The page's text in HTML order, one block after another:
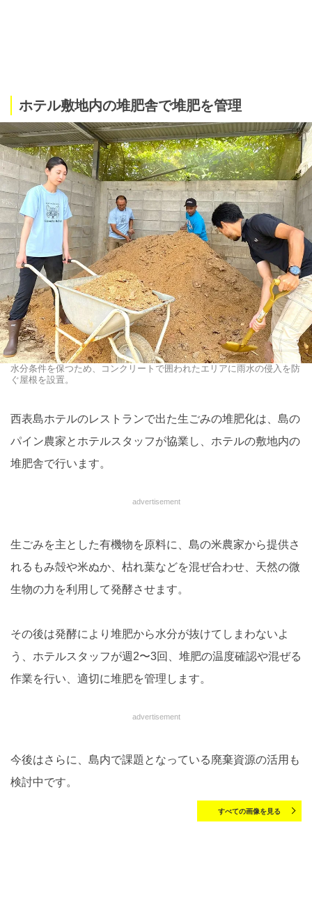
ホテル敷地内の堆肥舎で堆肥を管理
水分条件を保つため、コンクリートで囲われたエリアに雨水の侵入を防
ぐ屋根を設置。
西表島ホテルのレストランで出た生ごみの堆肥化は、島の
パイン農家とホテルスタッフが協業し、ホテルの敷地内の
堆肥舎で行います。
advertisement
生ごみを主とした有機物を原料に、島の米農家から提供さ
れるもみ殻や米ぬか、枯れ葉などを混ぜ合わせ、天然の微
生物の力を利用して発酵させます。
その後は発酵により堆肥から水分が抜けてしまわないよ
う、ホテルスタッフが週2〜3回、堆肥の温度確認や混ぜる
作業を行い、適切に堆肥を管理します。
advertisement
今後はさらに、島内で課題となっている廃棄資源の活用も
検討中です。
すべての画像を見る